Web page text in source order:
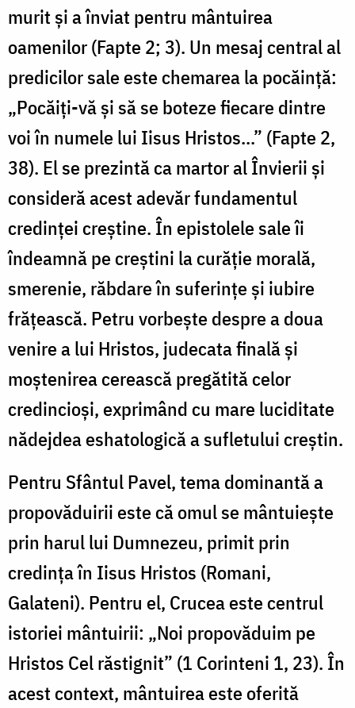
murit și a înviat pentru mântuirea
oamenilor (Fapte 2; 3). Un mesaj central al
predicilor sale este chemarea la pocăință:
„Pocăiți-vă și să se boteze fiecare dintre
voi în numele lui Iisus Hristos...” (Fapte 2,
38). El se prezintă ca martor al Învierii și
consideră acest adevăr fundamentul
credinței creștine. În epistolele sale îi
îndeamnă pe creștini la curăție morală,
smerenie, răbdare în suferințe și iubire
frățească. Petru vorbește despre a doua
venire a lui Hristos, judecata finală și
moștenirea cerească pregătită celor
credincioși, exprimând cu mare luciditate
nădejdea eshatologică a sufletului creștin.
Pentru Sfântul Pavel, tema dominantă a
propovăduirii este că omul se mântuiește
prin harul lui Dumnezeu, primit prin
credința în Iisus Hristos (Romani,
Galateni). Pentru el, Crucea este centrul
istoriei mântuirii: „Noi propovăduim pe
Hristos Cel răstignit” (1 Corinteni 1, 23). În
acest context, mântuirea este oferită